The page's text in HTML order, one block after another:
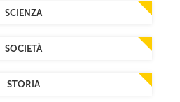
SCIENZA
SOCIETÀ
STORIA